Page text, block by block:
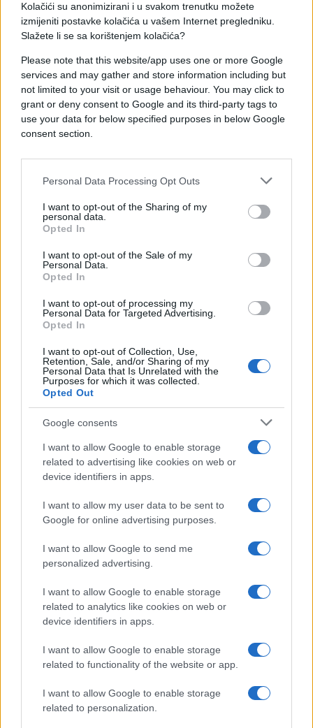
Kolačići su anonimizirani i u svakom trenutku možete
izmijeniti postavke kolačića u vašem Internet pregledniku.
Slažete li se sa korištenjem kolačića?
Please note that this website/app uses one or more Google
services and may gather and store information including but
not limited to your visit or usage behaviour. You may click to
grant or deny consent to Google and its third-party tags to
use your data for below specified purposes in below Google
consent section.
Personal Data Processing Opt Outs
I want to opt-out of the Sharing of my
personal data.
Opted In
I want to opt-out of the Sale of my
Personal Data.
Opted In
I want to opt-out of processing my
Personal Data for Targeted Advertising.
Opted In
I want to opt-out of Collection, Use,
Retention, Sale, and/or Sharing of my
Personal Data that Is Unrelated with the
Purposes for which it was collected.
Opted Out
Google consents
I want to allow Google to enable storage
related to advertising like cookies on web or
device identifiers in apps.
I want to allow my user data to be sent to
Google for online advertising purposes.
I want to allow Google to send me
personalized advertising.
I want to allow Google to enable storage
related to analytics like cookies on web or
device identifiers in apps.
I want to allow Google to enable storage
related to functionality of the website or app.
I want to allow Google to enable storage
related to personalization.
Nagli razvoj i popularnost vještačke inteligencije
pomogli su Nvidiji da postane najvrijednija
od pet biliona američkih dolara.
Američko Ministarstvo trgovine jučer je poduzelo
korake za zatvaranje potencijalne pravne praznine
koja je mogla omogućiti izvoz najnaprednijih AI
Blackwell, podružnicama kineskih kompanija
registriranim izvan Kine.
Washington već duže vrijeme nastoji spriječiti
kineske kompanije da nabavljaju napredne
tehnologija vještačke inteligencije, prenosi BBC.
#Nvidia #čip